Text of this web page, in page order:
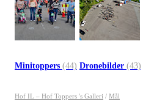
Minitoppers (44) Dronebilder (43)
Hof IL – Hof Toppers 's Galleri / Mål